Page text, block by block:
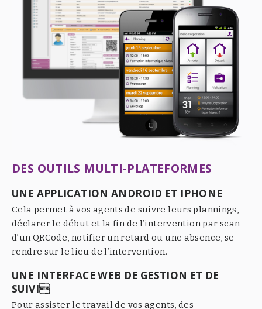
DES OUTILS MULTI-PLATEFORMES
UNE APPLICATION ANDROID ET IPHONE
Cela permet à vos agents de suivre leurs plannings,
déclarer le début et la fin de l’intervention par scan
d’un QRCode, notifier un retard ou une absence, se
rendre sur le lieu de l’intervention.
UNE INTERFACE WEB DE GESTION ET DE
SUIVI
Pour assister le travail de vos agents, des